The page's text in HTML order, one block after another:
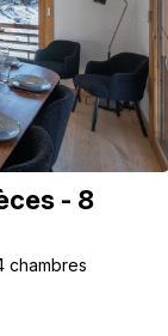
- 8
chambres